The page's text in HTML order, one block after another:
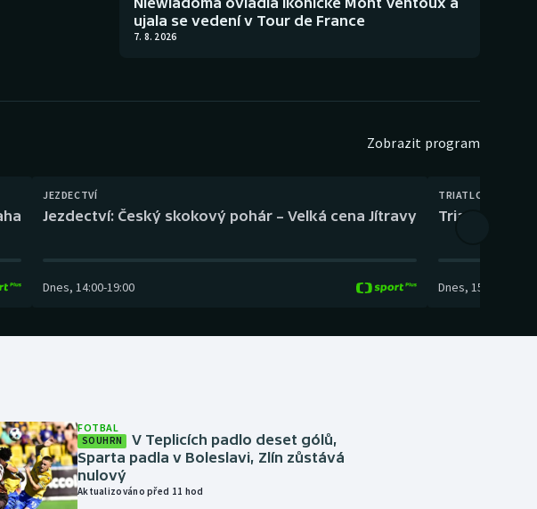
ujala se vedení v Tour de France
7. 8. 2026
Zobrazit program
JEZDECTVÍ
Jezdectví: Český skokový pohár – Velká cena Jítravy
Dnes, 14:00-19:00
TRIATLON
Triatlon:
Dnes, 15:00
FOTBAL
SOUHRN
V Teplicích padlo deset gólů,
Sparta padla v Boleslavi, Zlín zůstává
nulový
Aktualizováno před 11 hod